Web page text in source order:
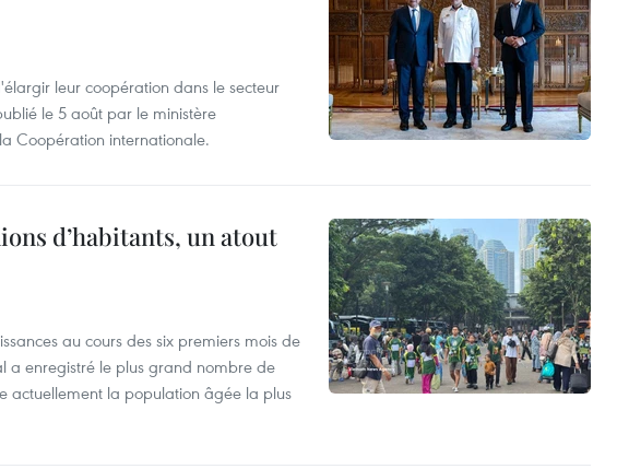
leur coopération dans le secteur
le 5 août par le ministère
Coopération internationale.
d’habitants, un atout
au cours des six premiers mois de
a enregistré le plus grand nombre de
actuellement la population âgée la plus